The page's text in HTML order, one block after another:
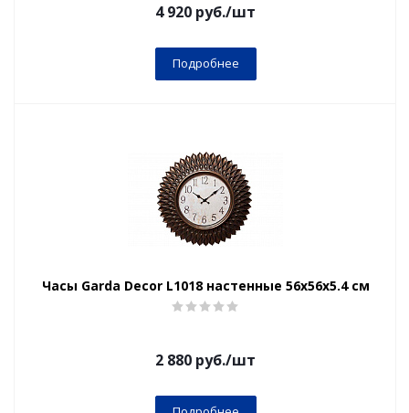
4 920 руб./шт
Подробнее
Часы Garda Decor L1018 настенные 56х56х5.4 см
2 880 руб./шт